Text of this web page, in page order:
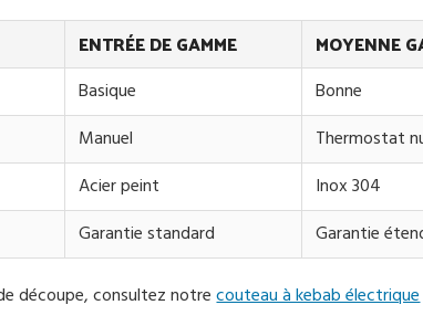
ENTRÉE DE GAMME MOYENNE
Basique Bonne
Manuel Thermostat
Acier peint Inox 304
Garantie standard Garantie
découpe, consultez notrecouteau à kebab électrique